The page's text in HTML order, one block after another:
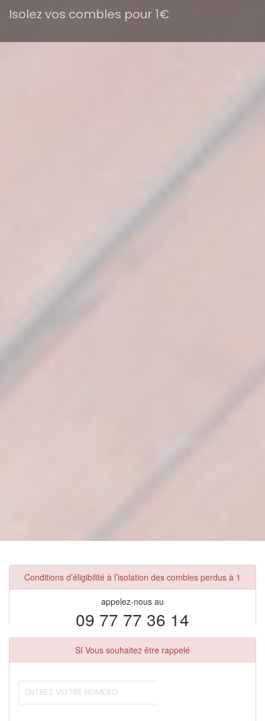
Isolez vos combles pour 1€
Conditions d’éligibilité à l’isolation des combles perdus à 1
appelez-nous au
09 77 77 36 14
SI Vous souhaitez être rappelé